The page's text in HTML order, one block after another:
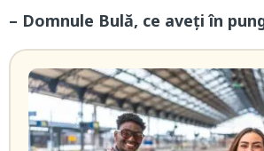
– Domnule Bulă, ce aveți în